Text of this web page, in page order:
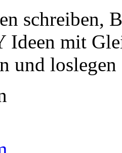
schreiben,
Ideen mit
und loslegen